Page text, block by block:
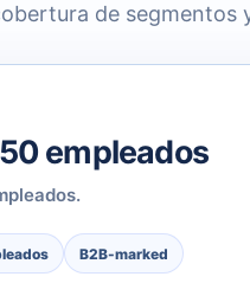
de segmentos
empleados
B2B-marked